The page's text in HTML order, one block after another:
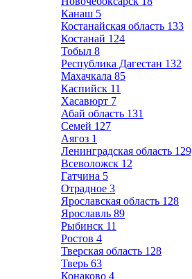
Канаш 5
Костанайская область 133
Костанай 124
Тобыл 8
Республика Дагестан 132
Махачкала 85
Каспийск 11
Хасавюрт 7
Абай область 131
Семей 127
Аягоз 1
Ленинградская область 129
Всеволожск 12
Гатчина 5
Отрадное 3
Ярославская область 128
Ярославль 89
Рыбинск 11
Ростов 4
Тверская область 128
Тверь 63
Конаково 4